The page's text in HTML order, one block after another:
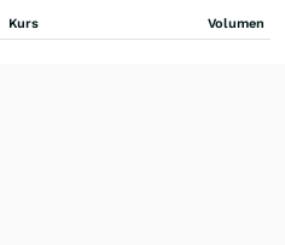
Kurs Volumen